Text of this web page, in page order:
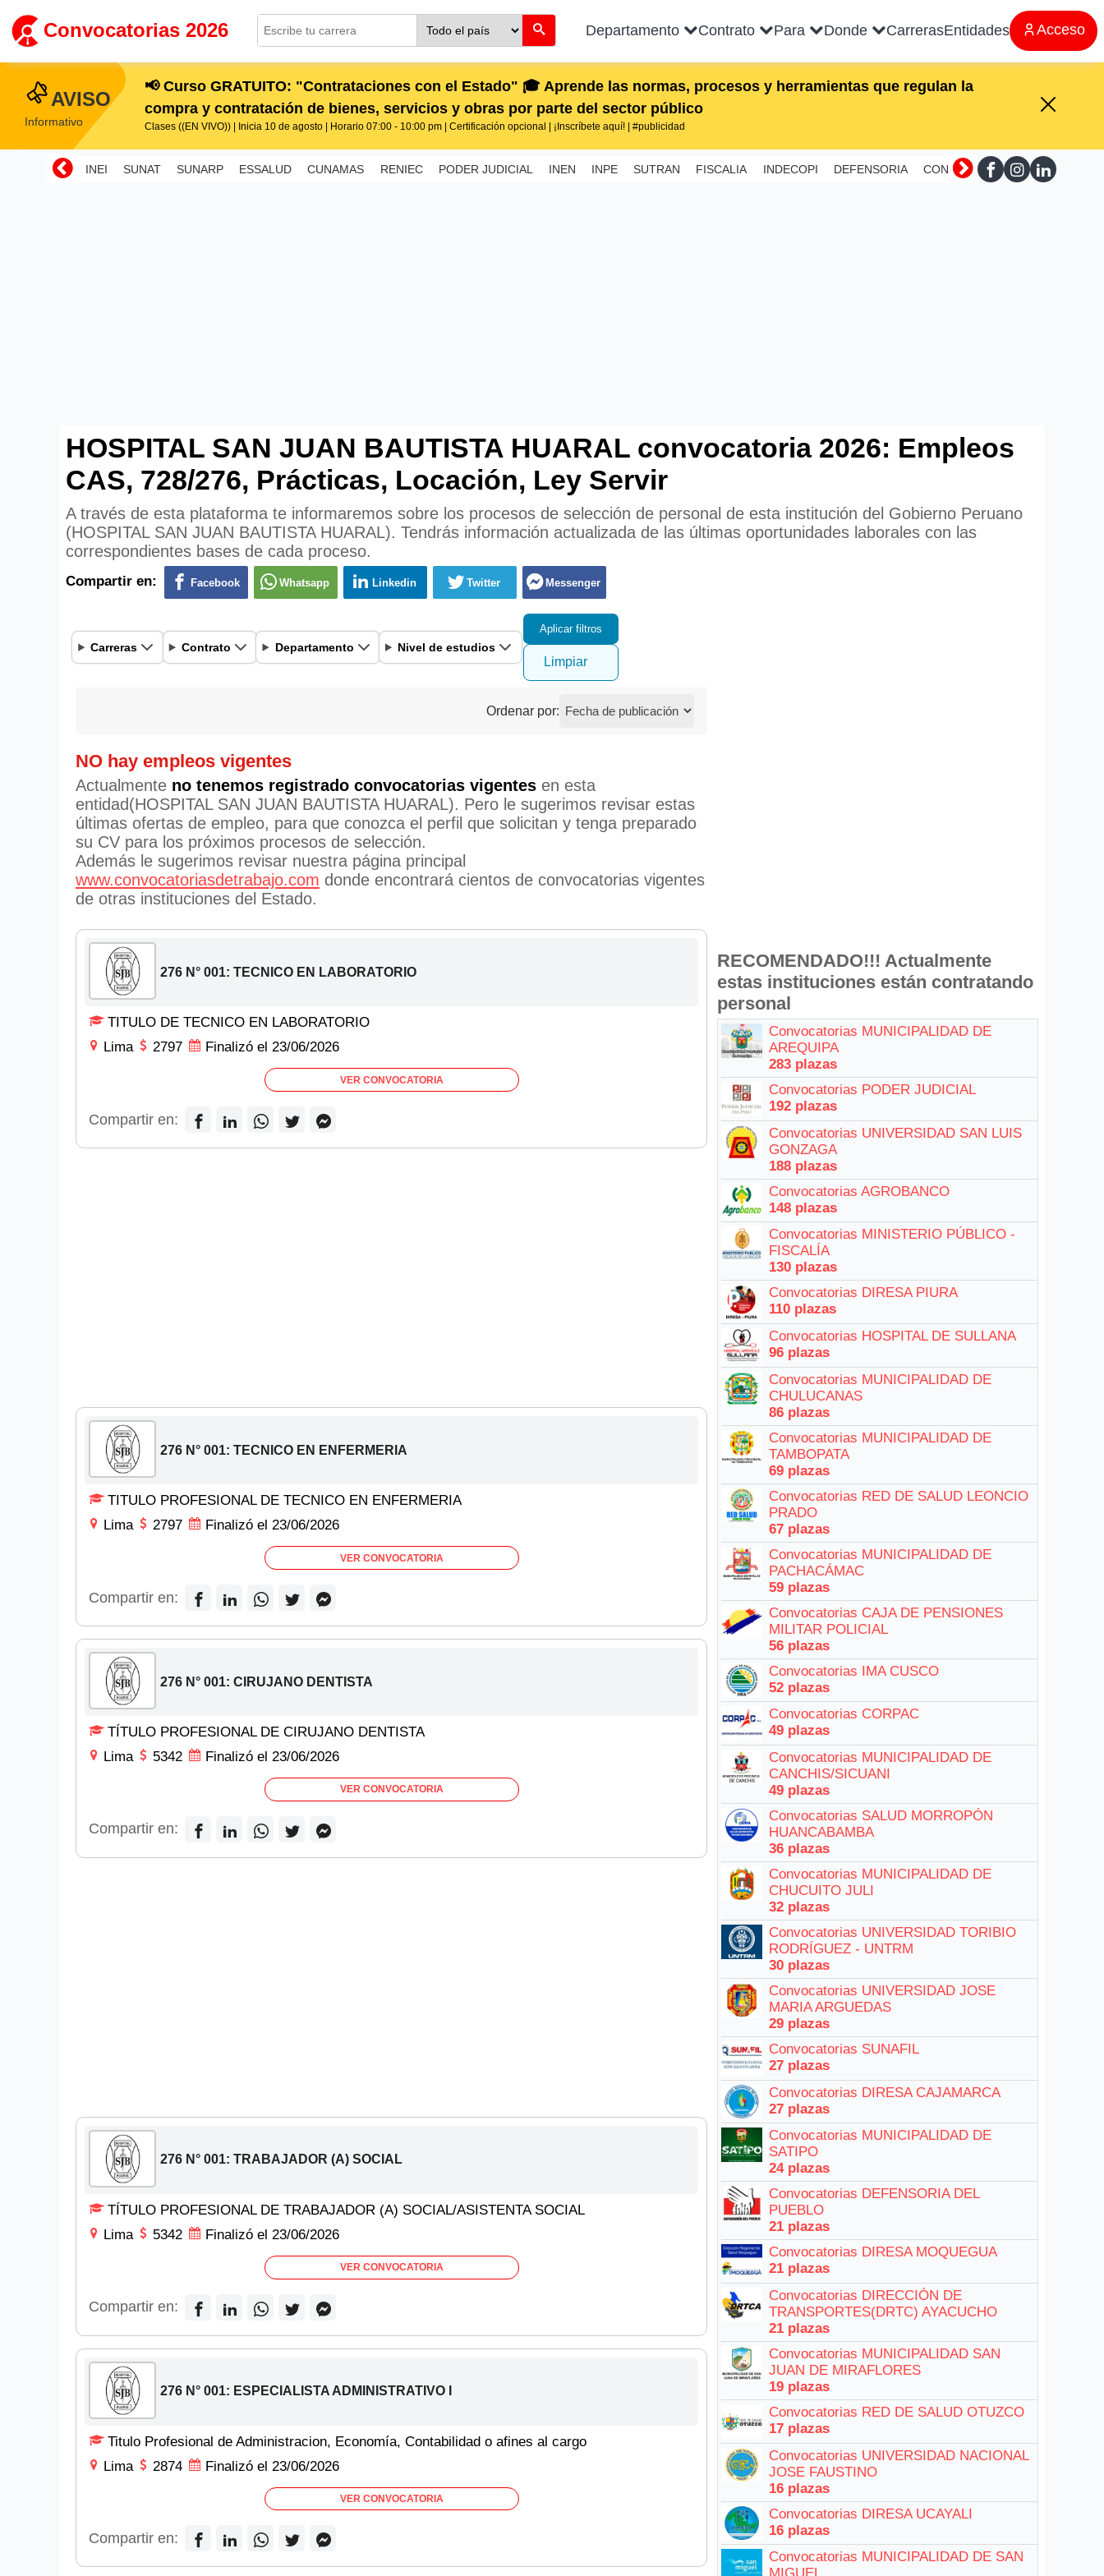
Convocatorias 2026 Departamento Contrato Para Donde CarrerasEntidades Acceso
AVISO
Informativo
📢 Curso GRATUITO: "Contrataciones con el Estado" 🎓 Aprende las normas, procesos y herramientas que regulan la
compra y contratación de bienes, servicios y obras por parte del sector público
Clases ((EN VIVO)) | Inicia 10 de agosto | Horario 07:00 - 10:00 pm | Certificación opcional | ¡Inscríbete aquí! | #publicidad
INEI SUNAT SUNARP ESSALUD CUNAMAS RENIEC PODER JUDICIAL INEN INPE SUTRAN FISCALIA INDECOPI DEFENSORIA CONTRALORIA SUNAFIL
HOSPITAL SAN JUAN BAUTISTA HUARAL convocatoria 2026: Empleos
CAS, 728/276, Prácticas, Locación, Ley Servir
A través de esta plataforma te informaremos sobre los procesos de selección de personal de esta institución del Gobierno Peruano
(HOSPITAL SAN JUAN BAUTISTA HUARAL). Tendrás información actualizada de las últimas oportunidades laborales con las
correspondientes bases de cada proceso.
Compartir en: Facebook Whatsapp Linkedin Twitter Messenger
Carreras Contrato Departamento Nivel de estudios
Aplicar filtros
Limpiar
Ordenar por:
NO hay empleos vigentes
Actualmente no tenemos registrado convocatorias vigentesen esta
entidad(HOSPITAL SAN JUAN BAUTISTA HUARAL). Pero le sugerimos revisar estas
últimas ofertas de empleo, para que conozca el perfil que solicitan y tenga preparado
su CV para los próximos procesos de selección.
Además le sugerimos revisar nuestra página principal
www.convocatoriasdetrabajo.com donde encontrará cientos de convocatorias vigentes
de otras instituciones del Estado.
276 N° 001: TECNICO EN LABORATORIO
TITULO DE TECNICO EN LABORATORIO
Lima
2797 Finalizó el 23/06/2026
VER CONVOCATORIA
Compartir en:
276 N° 001: TECNICO EN ENFERMERIA
TITULO PROFESIONAL DE TECNICO EN ENFERMERIA
Lima
2797 Finalizó el 23/06/2026
VER CONVOCATORIA
Compartir en:
276 N° 001: CIRUJANO DENTISTA
TÍTULO PROFESIONAL DE CIRUJANO DENTISTA
Lima
5342 Finalizó el 23/06/2026
VER CONVOCATORIA
Compartir en:
276 N° 001: TRABAJADOR (A) SOCIAL
TÍTULO PROFESIONAL DE TRABAJADOR (A) SOCIAL/ASISTENTA SOCIAL
Lima
5342 Finalizó el 23/06/2026
VER CONVOCATORIA
Compartir en:
276 N° 001: ESPECIALISTA ADMINISTRATIVO I
Titulo Profesional de Administracion, Economía, Contabilidad o afines al cargo
Lima
2874 Finalizó el 23/06/2026
VER CONVOCATORIA
Compartir en:
RECOMENDADO!!! Actualmente
estas instituciones están contratando
personal
Convocatorias MUNICIPALIDAD DE
AREQUIPA
283 plazas
Convocatorias PODER JUDICIAL
192 plazas
Convocatorias UNIVERSIDAD SAN LUIS
GONZAGA
188 plazas
Convocatorias AGROBANCO
148 plazas
Convocatorias MINISTERIO PÚBLICO -
FISCALÍA
130 plazas
Convocatorias DIRESA PIURA
110 plazas
Convocatorias HOSPITAL DE SULLANA
96 plazas
Convocatorias MUNICIPALIDAD DE
CHULUCANAS
86 plazas
Convocatorias MUNICIPALIDAD DE
TAMBOPATA
69 plazas
Convocatorias RED DE SALUD LEONCIO
PRADO
67 plazas
Convocatorias MUNICIPALIDAD DE
PACHACÁMAC
59 plazas
Convocatorias CAJA DE PENSIONES
MILITAR POLICIAL
56 plazas
Convocatorias IMA CUSCO
52 plazas
Convocatorias CORPAC
49 plazas
Convocatorias MUNICIPALIDAD DE
CANCHIS/SICUANI
49 plazas
Convocatorias SALUD MORROPÓN
HUANCABAMBA
36 plazas
Convocatorias MUNICIPALIDAD DE
CHUCUITO JULI
32 plazas
Convocatorias UNIVERSIDAD TORIBIO
RODRÍGUEZ - UNTRM
30 plazas
Convocatorias UNIVERSIDAD JOSE
MARIA ARGUEDAS
29 plazas
Convocatorias SUNAFIL
27 plazas
Convocatorias DIRESA CAJAMARCA
27 plazas
Convocatorias MUNICIPALIDAD DE
SATIPO
24 plazas
Convocatorias DEFENSORIA DEL
PUEBLO
21 plazas
Convocatorias DIRESA MOQUEGUA
21 plazas
Convocatorias DIRECCIÓN DE
TRANSPORTES(DRTC) AYACUCHO
21 plazas
Convocatorias MUNICIPALIDAD SAN
JUAN DE MIRAFLORES
19 plazas
Convocatorias RED DE SALUD OTUZCO
17 plazas
Convocatorias UNIVERSIDAD NACIONAL
JOSE FAUSTINO
16 plazas
Convocatorias DIRESA UCAYALI
16 plazas
Convocatorias MUNICIPALIDAD DE SAN